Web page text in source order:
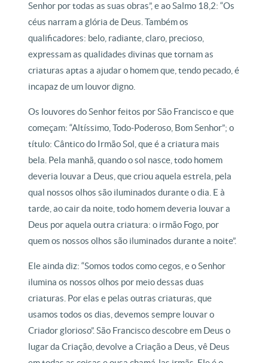
Senhor por todas as suas obras”, e ao Salmo 18,2: “Os
céus narram a glória de Deus. Também os
qualificadores: belo, radiante, claro, precioso,
expressam as qualidades divinas que tornam as
criaturas aptas a ajudar o homem que, tendo pecado, é
incapaz de um louvor digno.
Os louvores do Senhor feitos por São Francisco e que
começam: “Altíssimo, Todo-Poderoso, Bom Senhor”; o
título: Cântico do Irmão Sol, que é a criatura mais
bela. Pela manhã, quando o sol nasce, todo homem
deveria louvar a Deus, que criou aquela estrela, pela
qual nossos olhos são iluminados durante o dia. E à
tarde, ao cair da noite, todo homem deveria louvar a
Deus por aquela outra criatura: o irmão Fogo, por
quem os nossos olhos são iluminados durante a noite”.
Ele ainda diz: “Somos todos como cegos, e o Senhor
ilumina os nossos olhos por meio dessas duas
criaturas. Por elas e pelas outras criaturas, que
usamos todos os dias, devemos sempre louvar o
Criador glorioso”. São Francisco descobre em Deus o
lugar da Criação, devolve a Criação a Deus, vê Deus